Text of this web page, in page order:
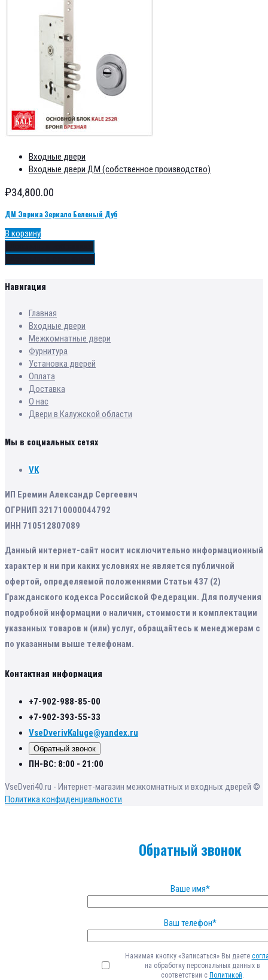
Входные двери
Входные двери ДМ (собственное производство)
₽34,800.00
ДМ Эврика Зеркало Беленый Дуб
В корзину
Навигация
Главная
Входные двери
Межкомнатные двери
Фурнитура
Установка дверей
Оплата
Доставка
О нас
Двери в Калужской области
Мы в социальных сетях
VK
ИП Еремин Александр Сергеевич
ОГРНИП 321710000044792
ИНН 710512807089
Данный интернет-сайт носит исключительно информационный
характер и ни при каких условиях не является публичной
офертой, определяемой положениями Статьи 437 (2)
Гражданского кодекса Российской Федерации. Для получения
подробной информации о наличии, стоимости и комплектации
указанных товаров и (или) услуг, обращайтесь к менеджерам с
по указанным выше телефонам.
Контактная информация
+7-902-988-85-00
+7-902-393-55-33
VseDverivKaluge@yandex.ru
Обратный звонок
ПН-ВС: 8:00 - 21:00
VseDveri40.ru - Интернет-магазин межкомнатных и входных дверей ©
Политика конфиденциальности.
Обратный звонок
Ваше имя*
Ваш телефон*
Нажимая кнопку «Записаться» Вы даете
на обработку персональных данных в
соответствии с Политикой.